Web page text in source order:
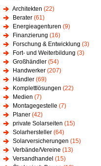
Architekten (22)
Berater (61)
Energieagenturen (9)
Finanzierung (16)
Forschung & Entwicklung (3)
Fort- und Weiterbildung (3)
Großhändler (54)
Handwerker (207)
Händler (69)
Komplettlösungen (22)
Medien (7)
Montagegestelle (7)
Planer (42)
private Solarseiten (15)
Solarhersteller (64)
Solarversicherungen (15)
Verbände/Vereine (13)
Versandhandel (15)